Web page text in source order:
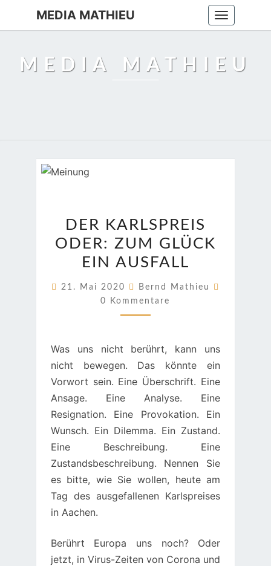
Toggle
navigation
MEDIA MATHIEU
MEDIA MATHIEU
KARLSPREIS
ODER:
ZUM
EIN
DER KARLSPREIS
ODER: ZUM GLÜCK
EIN AUSFALL
21. Mai 2020 Bernd Mathieu
0 Kommentare
Was uns nicht berührt, kann uns
nicht bewegen. Das könnte ein
Vorwort sein. Eine Überschrift. Eine
Ansage. Eine Analyse. Eine
Resignation. Eine Provokation. Ein
Wunsch. Ein Dilemma. Ein Zustand.
Eine Beschreibung. Eine
Zustandsbeschreibung. Nennen Sie
es bitte, wie Sie wollen, heute am
Tag des ausgefallenen Karlspreises
in Aachen.
Berührt Europa uns noch? Oder
jetzt, in Virus-Zeiten von Corona und